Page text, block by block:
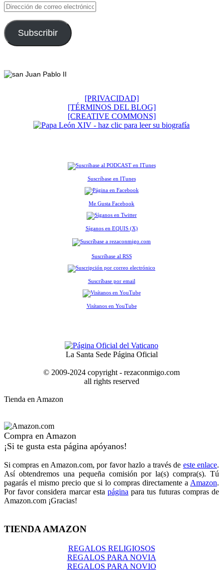
Dirección
de
correo
electrónico
Subscribir
[PRIVACIDAD]
[TÉRMINOS DEL BLOG]
[CREATIVE COMMONS]
Suscríbase en ITunes
Me Gusta Facebook
Síganos en EQUIS (X)
Suscríbase al RSS
Suscríbase por email
Visítanos en YouTube
La Santa Sede Página Oficial
© 2009-2024 copyright - rezaconmigo.com
all rights reserved
Tienda en Amazon
Compra en Amazon
¡Si te gusta esta página apóyanos!
Si compras en Amazon.com, por favor hazlo a través de este enlace.
Así obtendremos una pequeña comisión por la(s) compra(s). Tú
pagarás el mismo precio que si lo compras directamente a Amazon.
Por favor considera marcar esta página para tus futuras compras de
Amazon.com ¡Gracias!
TIENDA AMAZON
REGALOS RELIGIOSOS
REGALOS PARA NOVIA
REGALOS PARA NOVIO